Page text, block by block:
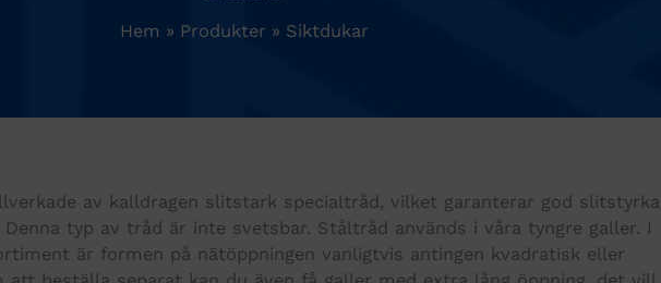
Hem
Produkter Siktdukar
av kalldragen slitstark specialtråd, vilket garanterar god slitstyrka
typ av tråd är inte svetsbar. Ståltråd används i våra tyngre galler. I
är formen på nätöppningen vanligtvis antingen kvadratisk eller